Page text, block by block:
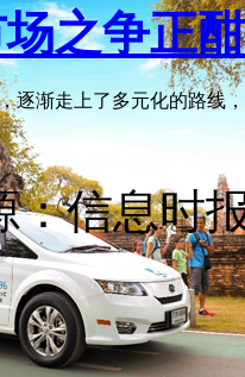
之争正
逐渐走上了多元化的路线
信息时